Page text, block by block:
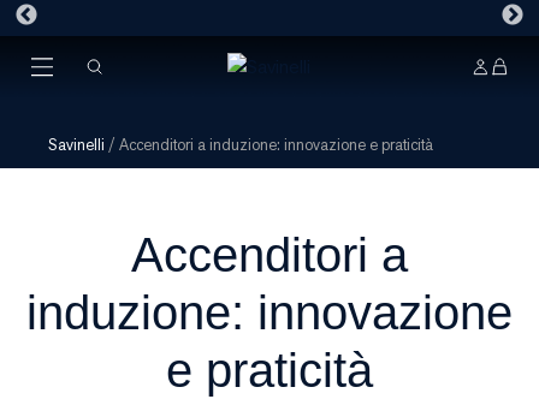
Savinelli / Accenditori a induzione: innovazione e praticità
Accenditori a
induzione: innovazione
e praticità